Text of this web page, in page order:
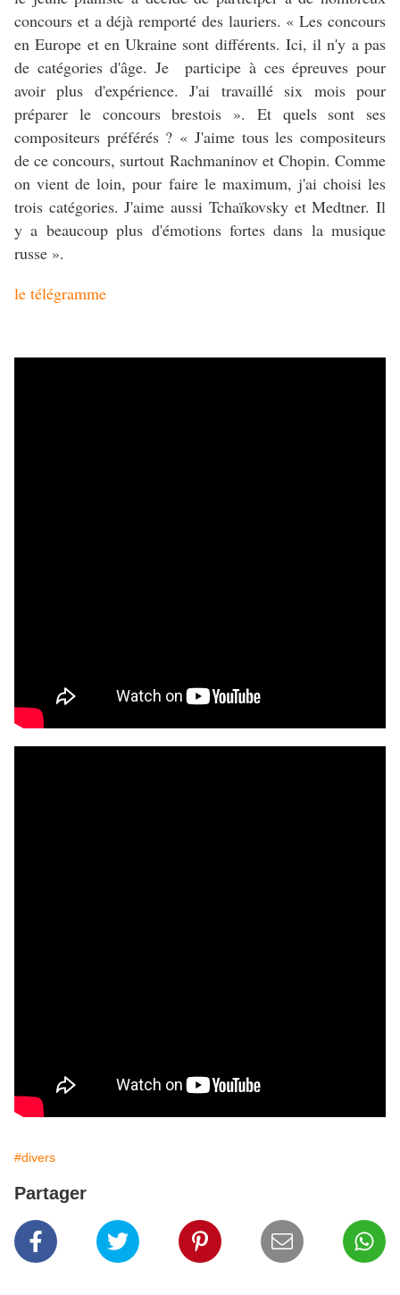
concours et a déjà remporté des lauriers. « Les concours
en Europe et en Ukraine sont différents. Ici, il n'y a pas
de catégories d'âge. Je participe à ces épreuves pour
avoir plus d'expérience. J'ai travaillé six mois pour
préparer le concours brestois ». Et quels sont ses
compositeurs préférés ? « J'aime tous les compositeurs
de ce concours, surtout Rachmaninov et Chopin. Comme
on vient de loin, pour faire le maximum, j'ai choisi les
trois catégories. J'aime aussi Tchaïkovsky et Medtner. Il
y a beaucoup plus d'émotions fortes dans la musique
russe ».
le télégramme
#divers
Partager